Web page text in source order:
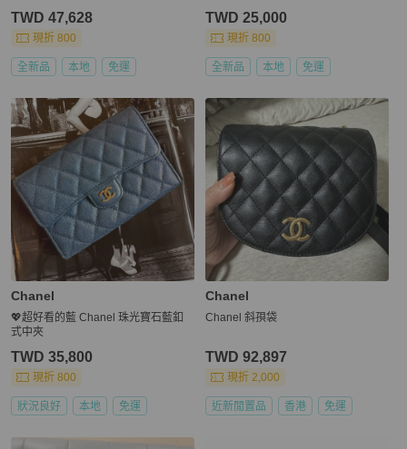
TWD 47,628
現折 800
全新品 本地 免運
TWD 25,000
現折 800
全新品 本地 免運
Chanel
💖超好看的藍 Chanel 珠光寶石藍釦
式中夾
TWD 35,800
現折 800
狀況良好 本地 免運
Chanel
Chanel 斜孭袋
TWD 92,897
現折 2,000
近新閒置品 香港 免運